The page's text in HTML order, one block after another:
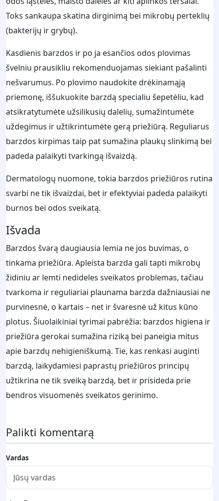
Toks sankaupa skatina dirginimą bei mikrobų perteklių
(bakterijų ir grybų).
Kasdienis barzdos ir po ja esančios odos plovimas
švelniu prausikliu rekomenduojamas siekiant pašalinti
nešvarumus. Po plovimo naudokite drėkinamąją
priemonę, iššukuokite barzdą specialiu šepetėliu, kad
atsikratytumėte užsilikusių dalelių, sumažintumėte
uždegimus ir užtikrintumėte gerą priežiūrą. Reguliarus
barzdos kirpimas taip pat sumažina plaukų slinkimą bei
padeda palaikyti tvarkingą išvaizdą.
Dermatologų nuomone, tokia barzdos priežiūros rutina
svarbi ne tik išvaizdai, bet ir efektyviai padeda palaikyti
burnos bei odos sveikatą.
Išvada
Barzdos švarą daugiausia lemia ne jos buvimas, o
tinkama priežiūra. Apleista barzda gali tapti mikrobų
židiniu ar lemti nedideles sveikatos problemas, tačiau
tvarkoma ir reguliariai plaunama barzda dažniausiai ne
purvinesnė, o kartais – net ir švaresnė už kitus kūno
plotus. Šiuolaikiniai tyrimai pabrėžia: barzdos higiena ir
priežiūra gerokai sumažina riziką bei paneigia mitus
apie barzdų nehigieniškumą. Tie, kas renkasi auginti
barzdą, laikydamiesi paprastų priežiūros principų
užtikrina ne tik sveiką barzdą, bet ir prisideda prie
bendros visuomenės sveikatos gerinimo.
Palikti komentarą
Vardas